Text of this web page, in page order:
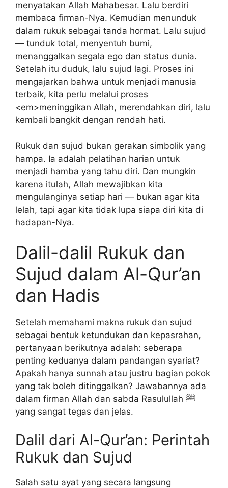
menyatakan Allah Mahabesar. Lalu berdiri
membaca firman-Nya. Kemudian menunduk
dalam rukuk sebagai tanda hormat. Lalu sujud
— tunduk total, menyentuh bumi,
menanggalkan segala ego dan status dunia.
Setelah itu duduk, lalu sujud lagi. Proses ini
mengajarkan bahwa untuk menjadi manusia
terbaik, kita perlu melalui proses
<em>meninggikan Allah, merendahkan diri, lalu
kembali bangkit dengan rendah hati.
Rukuk dan sujud bukan gerakan simbolik yang
hampa. Ia adalah pelatihan harian untuk
menjadi hamba yang tahu diri. Dan mungkin
karena itulah, Allah mewajibkan kita
mengulanginya setiap hari — bukan agar kita
lelah, tapi agar kita tidak lupa siapa diri kita di
hadapan-Nya.
Dalil-dalil Rukuk dan
Sujud dalam Al-Qur’an
dan Hadis
Setelah memahami makna rukuk dan sujud
sebagai bentuk ketundukan dan kepasrahan,
pertanyaan berikutnya adalah: seberapa
penting keduanya dalam pandangan syariat?
Apakah hanya sunnah atau justru bagian pokok
yang tak boleh ditinggalkan? Jawabannya ada
dalam firman Allah dan sabda Rasulullah ﷺ
yang sangat tegas dan jelas.
Dalil dari Al-Qur’an: Perintah
Rukuk dan Sujud
Salah satu ayat yang secara langsung